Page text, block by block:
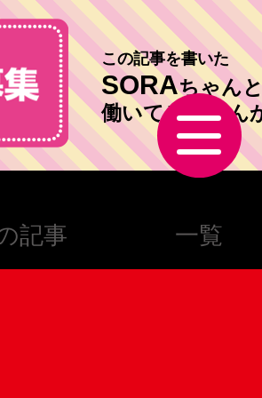
この記事を書いた
SORAちゃん
働いてみません
記事 一覧